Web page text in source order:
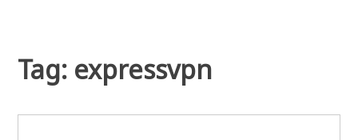
Tag: expressvpn